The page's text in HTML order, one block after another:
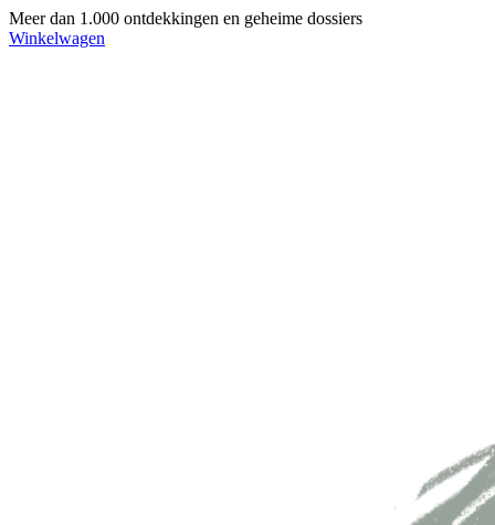
Meer dan 1.000 ontdekkingen en geheime dossiers
Winkelwagen